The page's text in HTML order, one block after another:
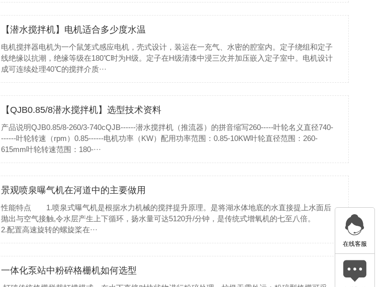
【潜水搅拌机】电机适合多少度水温
电机搅拌器电机为一个鼠笼式感应电机，壳式设计，装运在一充气、水密的腔室内。定子绕组和定子
线绝缘以抗潮，绝缘等级在180℃时为H级。定子在H级清漆中浸三次并加压嵌入定子室中。电机设计
成可连续处理40℃的搅拌介质···
【QJB0.85/8潜水搅拌机】选型技术资料
产品说明QJB0.85/8-260/3-740cQJB------潜水搅拌机（推流器）的拼音缩写260-----叶轮名义直径740-
------叶轮转速（rpm）0.85------电机功率（KW）配用功率范围：0.85-10KW叶轮直径范围：260-
615mm叶轮转速范围：180-···
景观喷泉曝气机在河道中的主要做用
性能特点 1.喷泉式曝气机是根据水力机械的搅拌提升原理。是将湖水体地底的水直接提上水面后
抛出与空气接触,令水层产生上下循环，扬水量可达5120升/分钟，是传统式增氧机的七至八倍。
2.配置高速旋转的螺旋桨在···
一体化泵站中粉碎格栅机如何选型
在线客服